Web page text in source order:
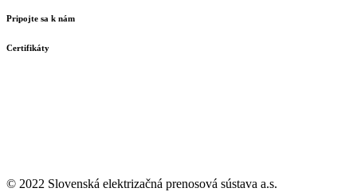
Pripojte sa k nám
Certifikáty
© 2022 Slovenská elektrizačná prenosová sústava a.s.